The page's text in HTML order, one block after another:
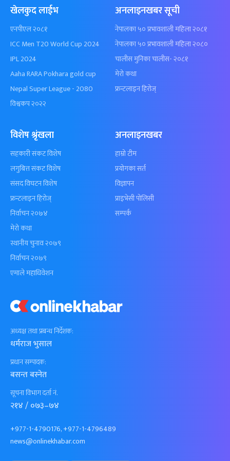
अध्यक्ष तथा प्रबन्ध निर्देशक:
धर्मराज भुसाल
प्रधान सम्पादक:
बसन्त बस्नेत
सूचना विभाग दर्ता नं.
२१४ / ०७३–७४
+977-1-4790176, +977-1-4796489
news@onlinekhabar.com
खेलकुद लाईभ
एनपीएल २०८१
ICC Men T20 World Cup 2024
IPL 2024
Aaha RARA Pokhara gold cup
Nepal Super League - 2080
विश्वकप २०२२
अनलाइनखबर सूची
नेपालका ५० प्रभावशाली महिला २०८१
नेपालका ५० प्रभावशाली महिला २०८०
चालीस मुनिका चालीस- २०८१
मेरो कथा
फ्रन्टलाइन हिरोज्
विशेष श्रृंखला
सहकारी संकट विशेष
लगुबित्त संकट विशेष
संसद विघटन विशेष
फ्रन्टलाइन हिरोज्
निर्वाचन २०७४
मेरो कथा
स्थानीय चुनाव २०७९
निर्वाचन २०७९
एमाले महाधिवेशन
अनलाइनखबर
हाम्रो टीम
प्रयोगका सर्त
विज्ञापन
प्राइभेसी पोलिसी
सम्पर्क